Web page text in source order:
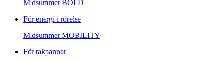
MidsummerBOLD
För energi i rörelse
MidsummerMOBILITY
För takpannor